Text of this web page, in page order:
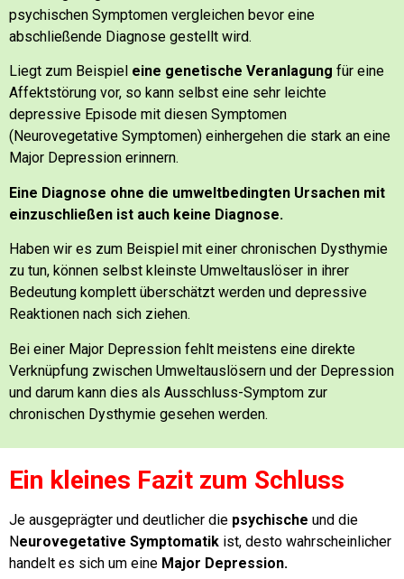
psychischen Symptomen vergleichen bevor eine
abschließende Diagnose gestellt wird.
Liegt zum Beispiel eine genetische Veranlagung für eine
Affektstörung vor, so kann selbst eine sehr leichte
depressive Episode mit diesen Symptomen
(Neurovegetative Symptomen) einhergehen die stark an eine
Major Depression erinnern.
Eine Diagnose ohne die umweltbedingten Ursachen mit
einzuschließen ist auch keine Diagnose.
Haben wir es zum Beispiel mit einer chronischen Dysthymie
zu tun, können selbst kleinste Umweltauslöser in ihrer
Bedeutung komplett überschätzt werden und depressive
Reaktionen nach sich ziehen.
Bei einer Major Depression fehlt meistens eine direkte
Verknüpfung zwischen Umweltauslösern und der Depression
und darum kann dies als Ausschluss-Symptom zur
chronischen Dysthymie gesehen werden.
Ein kleines Fazit zum Schluss
Je ausgeprägter und deutlicher die psychische und die
Neurovegetative Symptomatik ist, desto wahrscheinlicher
handelt es sich um eine Major Depression.